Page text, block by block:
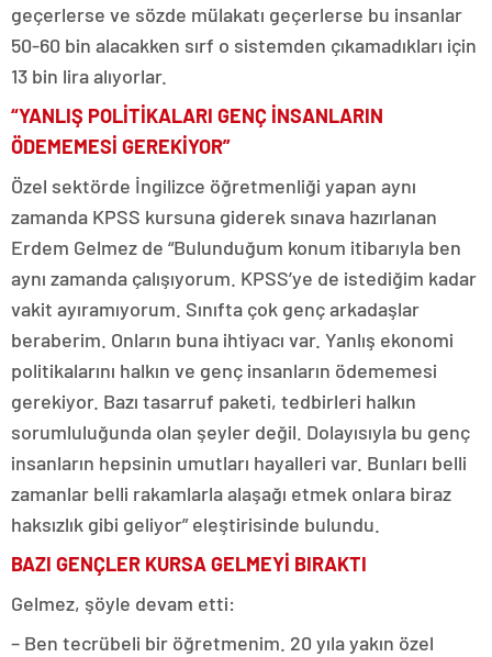
geçerlerse ve sözde mülakatı geçerlerse bu insanlar
50-60 bin alacakken sırf o sistemden çıkamadıkları için
13 bin lira alıyorlar.
“YANLIŞ POLİTİKALARI GENÇ İNSANLARIN
ÖDEMEMESİ GEREKİYOR”
Özel sektörde İngilizce öğretmenliği yapan aynı
zamanda KPSS kursuna giderek sınava hazırlanan
Erdem Gelmez de “Bulunduğum konum itibarıyla ben
aynı zamanda çalışıyorum. KPSS’ye de istediğim kadar
vakit ayıramıyorum. Sınıfta çok genç arkadaşlar
beraberim. Onların buna ihtiyacı var. Yanlış ekonomi
politikalarını halkın ve genç insanların ödememesi
gerekiyor. Bazı tasarruf paketi, tedbirleri halkın
sorumluluğunda olan şeyler değil. Dolayısıyla bu genç
insanların hepsinin umutları hayalleri var. Bunları belli
zamanlar belli rakamlarla alaşağı etmek onlara biraz
haksızlık gibi geliyor” eleştirisinde bulundu.
BAZI GENÇLER KURSA GELMEYİ BIRAKTI
Gelmez, şöyle devam etti:
– Ben tecrübeli bir öğretmenim. 20 yıla yakın özel